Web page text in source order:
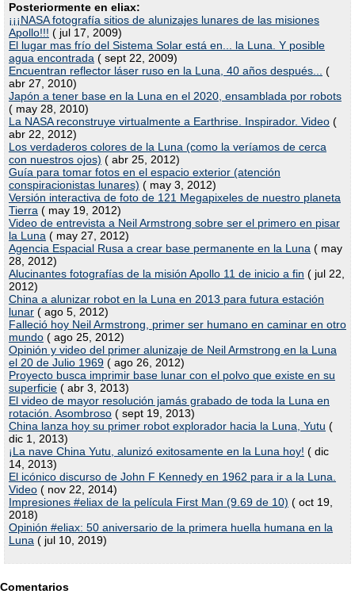
Posteriormente en eliax:
¡¡¡NASA fotografía sitios de alunizajes lunares de las misiones
Apollo!!! ( jul 17, 2009)
El lugar mas frío del Sistema Solar está en... la Luna. Y posible
agua encontrada ( sept 22, 2009)
Encuentran reflector láser ruso en la Luna, 40 años después...
(
abr 27, 2010)
Japón a tener base en la Luna en el 2020, ensamblada por robots
( may 28, 2010)
La NASA reconstruye virtualmente a Earthrise. Inspirador. Video (
abr 22, 2012)
Los verdaderos colores de la Luna (como la veríamos de cerca
con nuestros ojos) ( abr 25, 2012)
Guía para tomar fotos en el espacio exterior (atención
conspiracionistas lunares) ( may 3, 2012)
Versión interactiva de foto de 121 Megapixeles de nuestro planeta
Tierra ( may 19, 2012)
Video de entrevista a Neil Armstrong sobre ser el primero en pisar
la Luna ( may 27, 2012)
Agencia Espacial Rusa a crear base permanente en la Luna ( may
28, 2012)
Alucinantes fotografías de la misión Apollo 11 de inicio a fin ( jul 22,
2012)
China a alunizar robot en la Luna en 2013 para futura estación
lunar ( ago 5, 2012)
Falleció hoy Neil Armstrong, primer ser humano en caminar en otro
mundo ( ago 25, 2012)
Opinión y video del primer alunizaje de Neil Armstrong en la Luna
el 20 de Julio 1969 ( ago 26, 2012)
Proyecto busca imprimir base lunar con el polvo que existe en su
superficie ( abr 3, 2013)
El video de mayor resolución jamás grabado de toda la Luna en
rotación. Asombroso ( sept 19, 2013)
China lanza hoy su primer robot explorador hacia la Luna, Yutu (
dic 1, 2013)
¡La nave China Yutu, alunizó exitosamente en la Luna hoy! ( dic
14, 2013)
El icónico discurso de John F Kennedy en 1962 para ir a la Luna.
Video ( nov 22, 2014)
Impresiones #eliax de la película First Man (9.69 de 10) ( oct 19,
2018)
Opinión #eliax: 50 aniversario de la primera huella humana en la
Luna ( jul 10, 2019)
Comentarios